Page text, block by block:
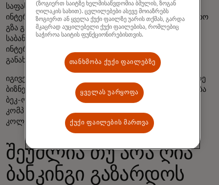
საფასური, რაც ფინანს ღია ბანკინგს ასევე შეუძლია
ინტერნეტით გადახდების უფრო სწრაფი და უსაფრთხო
გზა გახსნას: იმის ნაცვლად, რომ გახსნათ თქვენი
საბანკო აპი ან გამოიყენოთ სხვა ონლაინ გადახდის
ინტერფეისი, შეგიძლიათ გადარიცხვები
განახორციელოთ თქვენ
იგივე ან მსგავსი მომსახურება ხელმისაწვდომია მცირე
ბიზნესისთვისაც. ახალი ინსტრუმენტები ინტეგრირდება
ბეკ-ოფისის სისტემებთან, რათა საშუალებას აძლევს
კომპ
კოლექციები, განახორციელონ რეალურ დროში
შეუძლია თუ არა ღია
ბანკინგი გაზარდოს
(ზოგიერთ საიტზე ხელმისაწვდომია ბმულის, ზოგან
ღილაკის სახით). ცვლილებები ასევე მოიაზრებს
ზოგიერთ ან ყველა ქუქი ფაილზე უარის თქმას, გარდა
მკაცრად აუცილებელი ქუქი ფაილებისა, რომლებიც
საჭიროა საიტის ფუნქციონირებისთვის.
თანხმობა ქუქი ფაილებზე
ყველას უარყოფა
ქუქი ფაილების მართვა